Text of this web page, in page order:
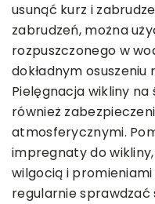
usunąć kurz i
zabrudzeń, można
rozpuszczonego w
dokładnym osuszeniu
Pielęgnacja wikliny
również
atmosferycznymi.
impregnaty do
wilgocią i
regularnie